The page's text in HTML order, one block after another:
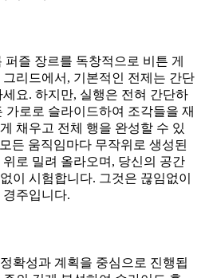
퍼즐 장르를 독창적으로 비튼 게
리드에서, 기본적인 전제는 간단
요. 하지만, 실행은 전혀 간단하
가로로 슬라이드하여 조각들을 재
채우고 전체 행을 완성할 수 있
든 움직임마다 무작위로 생성된
로 밀려 올라오며, 당신의 공간
이 시험합니다. 그것은 끊임없이
주입니다.
확성과 계획을 중심으로 진행됩